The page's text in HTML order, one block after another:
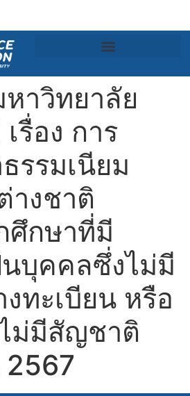
าวิทยาลัย
รื่อง การ
รรมเนียม
างชาติ
ศึกษาที่มี
นบุคคลซึ่งไม่มี
ทะเบียน หรือ
ม่มีสัญชาติ
2567